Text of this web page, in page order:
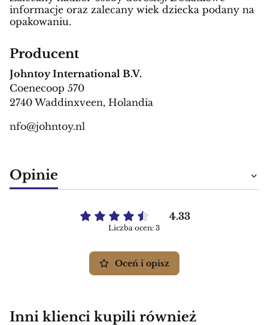
informacje oraz zalecany wiek dziecka podany na
opakowaniu.
Producent
Johntoy International B.V.
Coenecoop 570
2740 Waddinxveen, Holandia
nfo@johntoy.nl
Opinie
4.33
Liczba ocen: 3
Oceń i opisz
Inni klienci kupili również